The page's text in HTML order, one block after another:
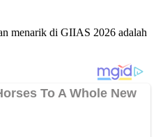
menarik di GIIAS 2026 adalah